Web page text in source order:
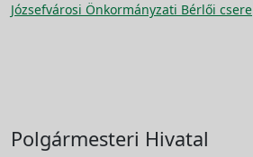
Józsefvárosi Önkormányzati Bérlői csere
Polgármesteri Hivatal